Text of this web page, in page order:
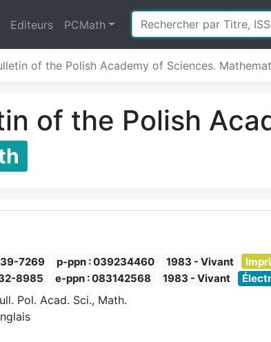
Editeurs PCMath
of the Polish Academy of Sciences.
of the Polish
7269 p-ppn : 039234460 1983 - Vivant
8985
e-ppn : 083142568 1983 - Vivant
Pol. Acad. Sci., Math.